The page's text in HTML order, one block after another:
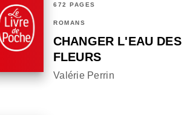
672 PAGES
ROMANS
CHANGER L'EAU DES
FLEURS
Valérie Perrin